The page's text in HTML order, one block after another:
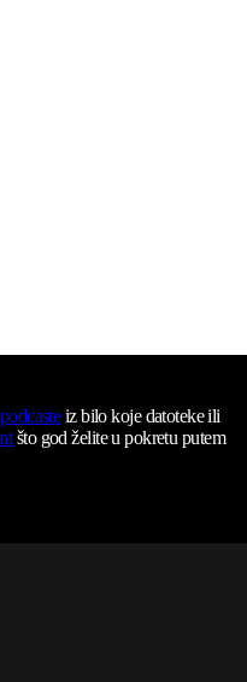
iz bilo koje datoteke ili
što god želite u pokretu putem